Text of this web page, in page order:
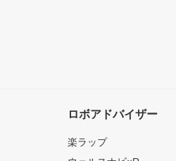
ロボアドバイザー
楽ラップ